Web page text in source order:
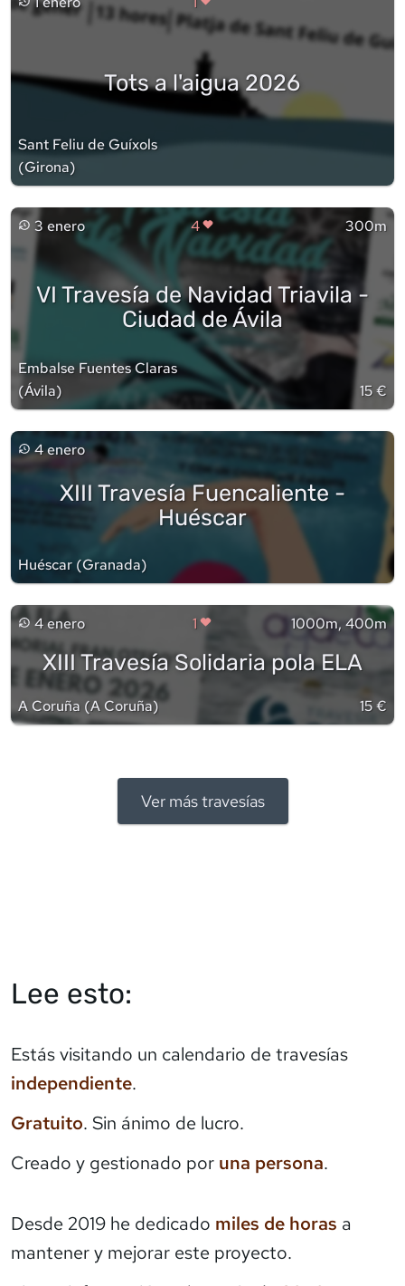
Tots a l'aigua 2026
Sant Feliu de Guíxols
(Girona)
3 enero 4 300m
VI Travesía de Navidad Triavila -
Ciudad de Ávila
Embalse Fuentes Claras
(Ávila) 15 €
4 enero
XIII Travesía Fuencaliente -
Huéscar
Huéscar (Granada)
4 enero 1 1000m, 400m
XIII Travesía Solidaria pola ELA
A Coruña (A Coruña) 15 €
Ver más travesías
Lee esto:
Estás visitando un calendario de travesías
independiente.
Gratuito. Sin ánimo de lucro.
Creado y gestionado por una persona.
Desde 2019 he dedicado miles de horas a
mantener y mejorar este proyecto.